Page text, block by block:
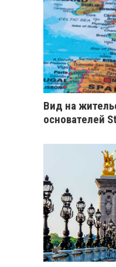
Вид на
основателей